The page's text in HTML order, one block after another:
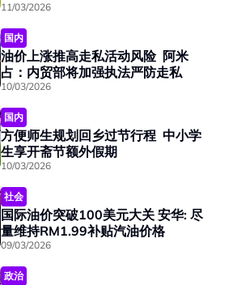
11/03/2026
国内
油价上涨推高走私活动风险 阿米
占：内贸部将加强执法严防走私
10/03/2026
国内
方便师生规划回乡过节行程 中小学
生享开斋节额外假期
10/03/2026
社会
国际油价突破100美元大关 安华: 尽
量维持RM1.99补贴汽油价格
09/03/2026
政治